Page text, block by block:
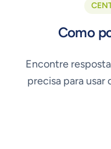
Como
Encontre
precisa para usar